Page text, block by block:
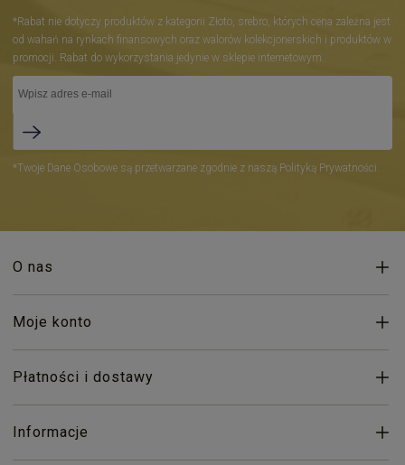
*Rabat nie dotyczy produktów z kategorii Złoto, srebro, których cena zależna jest
od wahań na rynkach finansowych oraz walorów kolekcjonerskich i produktów w
promocji. Rabat do wykorzystania jedynie w sklepie internetowym.
*Twoje Dane Osobowe są przetwarzane zgodnie z naszą Polityką Prywatności.
O nas
Moje konto
Płatności i dostawy
Informacje